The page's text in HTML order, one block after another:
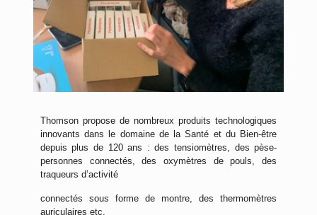
Thomson propose de nombreux produits technologiques
innovants dans le domaine de la Santé et du Bien-être
depuis plus de 120 ans : des tensiomètres, des pèse-
personnes connectés, des oxymètres de pouls, des
traqueurs d’activité
connectés sous forme de montre, des thermomètres
auriculaires etc.